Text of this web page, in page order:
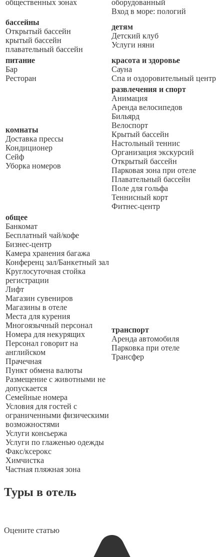
общественных зонах
оборудованный
Вход в море: пологий
бассейны
Открытый бассейн
крытый бассейн
плавательный бассейн
детям
Детский клуб
Услуги няни
питание
Бар
Ресторан
красота и здоровье
Сауна
Спа и оздоровительный центр
комнаты
Доставка прессы
Кондиционер
Сейф
Уборка номеров
развлечения и спорт
Анимация
Аренда велосипедов
Бильярд
Велоспорт
Крытый бассейн
Настольный теннис
Организация экскурсий
Открытый бассейн
Парковая зона при отеле
Плавательный бассейн
Поле для гольфа
Теннисный корт
Фитнес-центр
общее
Банкомат
Бесплатный чай/кофе
Бизнес-центр
Камера хранения багажа
Конференц зал/Банкетный зал
Круглосуточная стойка
регистрации
Лифт
Магазин сувениров
Магазины в отеле
Места для курения
Многоязычный персонал
Номера для некурящих
Персонал говорит на
английском
Прачечная
Пункт обмена валюты
Размещение с животными не
допускается
Семейные номера
Условия для гостей с
ограниченными физическими
возможностями
Услуги консьержа
Услуги по глаженью одежды
Факс/ксерокс
Химчистка
Частная пляжная зона
транспорт
Аренда автомобиля
Парковка при отеле
Трансфер
Туры в отель
Оцените статью